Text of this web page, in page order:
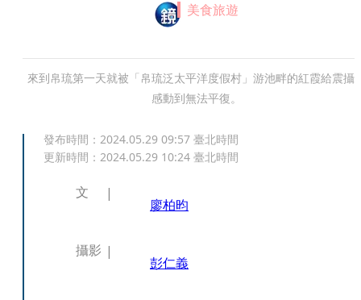
美食旅遊
來到帛琉第一天就被「帛琉泛太平洋度假村」游池畔的紅霞給震攝
感動到無法平復。
發布時間： 2024.05.29 09:57 臺北時間
更新時間： 2024.05.29 10:24 臺北時間
文
廖柏昀
攝影
彭仁義